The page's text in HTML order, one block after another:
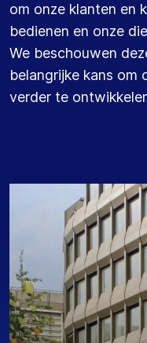
om onze klanten en
bedienen en onze
We beschouwen
belangrijke kans om
verder te